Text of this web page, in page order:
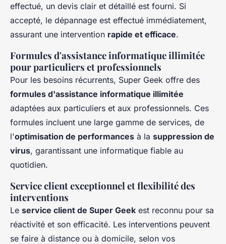
effectué, un devis clair et détaillé est fourni. Si
accepté, le dépannage est effectué immédiatement,
assurant une intervention rapide et efficace.
Formules d'assistance informatique illimitée
pour particuliers et professionnels
Pour les besoins récurrents, Super Geek offre des
formules d'assistance informatique illimitée
adaptées aux particuliers et aux professionnels. Ces
formules incluent une large gamme de services, de
l'optimisation de performances à la suppression de
virus, garantissant une informatique fiable au
quotidien.
Service client exceptionnel et flexibilité des
interventions
Le service client de Super Geek est reconnu pour sa
réactivité et son efficacité. Les interventions peuvent
se faire à distance ou à domicile, selon vos